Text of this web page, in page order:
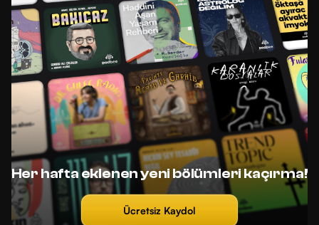
Her hafta eklenen yeni bölümleri kaçırma!
Ücretsiz Kaydol